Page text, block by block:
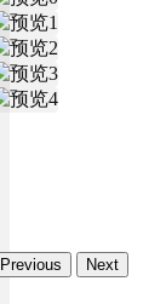
Previous Next